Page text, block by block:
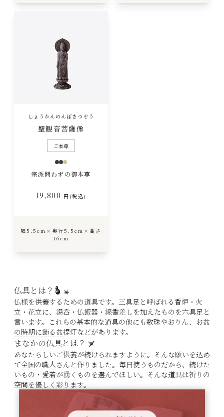
しょうかんのんぼさつぞう
聖観音菩薩像
ご本尊
宗派問わずの御本尊
19,800 円(税込)
幅5.5cm×奥行5.5cm×高さ
16cm
仏具とは？
仏様を供養するための道具です。三具足と呼ばれる香炉・火
立・花立に、湯呑・仏飯器・線香差しを加えたものを六具足と
言います。これらの基本的な道具の他にも数珠やおりん、お盆
の時期に飾る盆提灯などがあります。
まなかの仏具とは？
あなたらしいご供養が続けられますように。そんな願いを込め
て全国の職人さんと作りました。毎日使うものだから、続けた
いもの・愛着が湧くものを選んでほしい。そんな道具は祈りの
空間を優しく彩ります。